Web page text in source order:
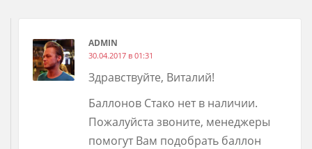
ADMIN
30.04.2017 в 01:31
Здравствуйте, Виталий!
Баллонов Стако нет в наличии.
Пожалуйста звоните, менеджеры
помогут Вам подобрать баллон